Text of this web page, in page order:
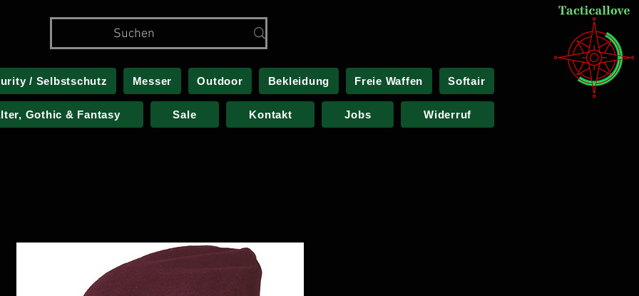
/ Selbstschutz Messer Outdoor Bekleidung Freie Waffen Softair
Gothic & Fantasy Sale Kontakt Jobs Widerruf